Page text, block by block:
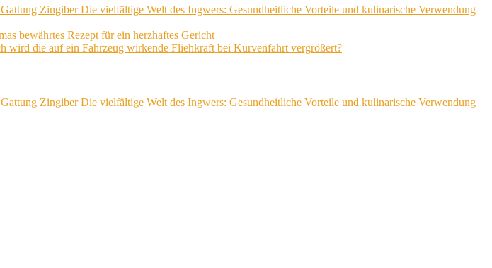
Die vielfältige Welt des Ingwers: Gesundheitliche Vorteile und kulinarische Verwendung
bewährtes Rezept für ein herzhaftes Gericht
wird die auf ein Fahrzeug wirkende Fliehkraft bei Kurvenfahrt vergrößert?
Die vielfältige Welt des Ingwers: Gesundheitliche Vorteile und kulinarische Verwendung